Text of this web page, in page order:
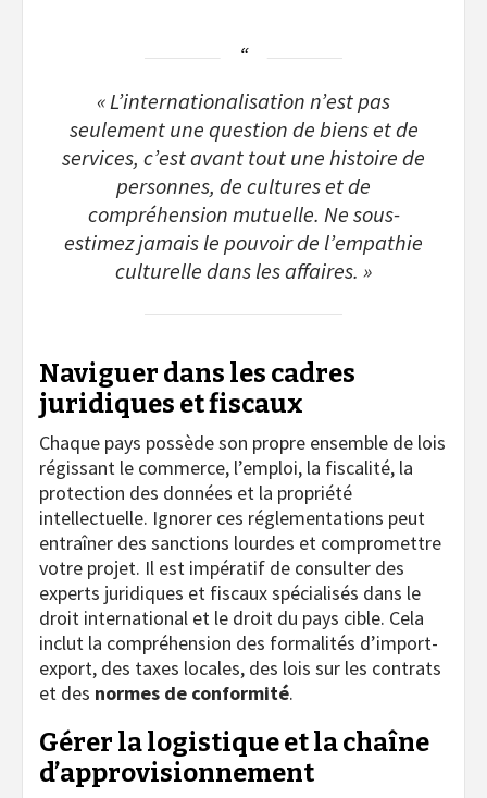
« L’internationalisation n’est pas
seulement une question de biens et de
services, c’est avant tout une histoire de
personnes, de cultures et de
compréhension mutuelle. Ne sous-
estimez jamais le pouvoir de l’empathie
culturelle dans les affaires. »
Naviguer dans les cadres
juridiques et fiscaux
Chaque pays possède son propre ensemble de lois
régissant le commerce, l’emploi, la fiscalité, la
protection des données et la propriété
intellectuelle. Ignorer ces réglementations peut
entraîner des sanctions lourdes et compromettre
votre projet. Il est impératif de consulter des
experts juridiques et fiscaux spécialisés dans le
droit international et le droit du pays cible. Cela
inclut la compréhension des formalités d’import-
export, des taxes locales, des lois sur les contrats
et des normes de conformité.
Gérer la logistique et la chaîne
d’approvisionnement